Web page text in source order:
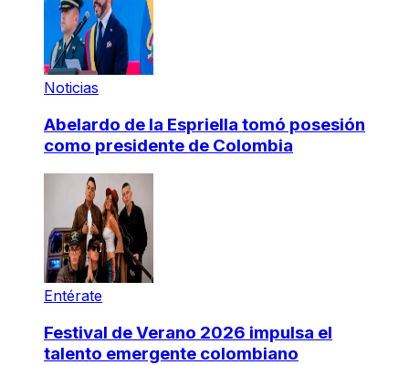
Noticias
Abelardo de la Espriella tomó posesión
como presidente de Colombia
Entérate
Festival de Verano 2026 impulsa el
talento emergente colombiano